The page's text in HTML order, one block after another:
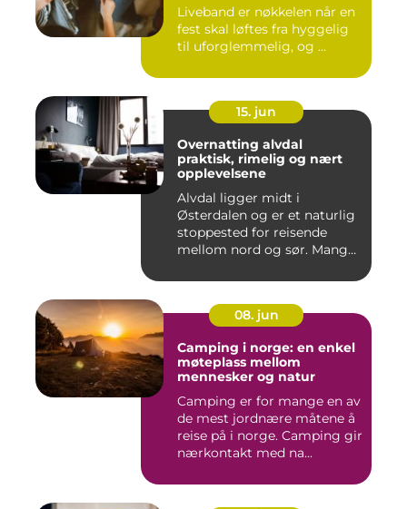
Liveband er nøkkelen når en
fest skal løftes fra hyggelig
til uforglemmelig, og ...
15. jun
Overnatting alvdal
praktisk, rimelig og nært
opplevelsene
Alvdal ligger midt i
Østerdalen og er et naturlig
stoppested for reisende
mellom nord og sør. Mange
08. jun
Camping i norge: en enkel
møteplass mellom
mennesker og natur
Camping er for mange en av
de mest jordnære måtene å
reise på i norge. Camping gir
nærkontakt med na...